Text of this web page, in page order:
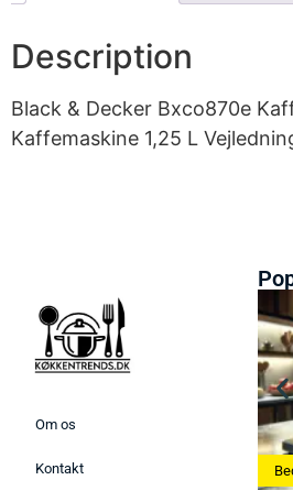
Description
Black & Decker Bxco870e
Kaffemaskine 1,25 L
Om os
KontaktBedste Ismaskine 2026